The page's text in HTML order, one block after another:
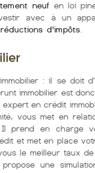
neuf en loi
avec à un
réductions d'impôts
: il se doit
immobilier est
en crédit
vous met en
prend en charge
et met en place
le meilleur taux
une